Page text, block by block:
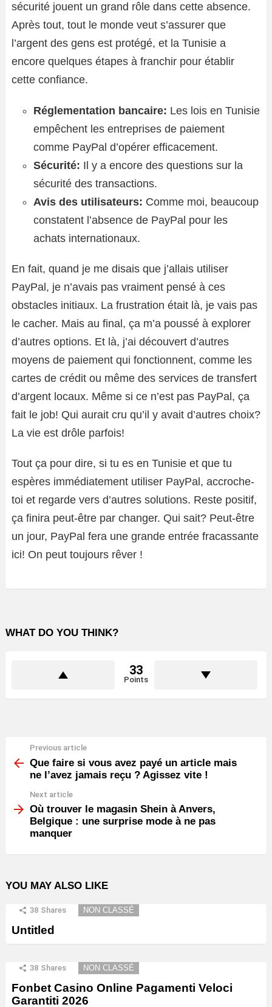
sécurité jouent un grand rôle dans cette absence.
Après tout, tout le monde veut s’assurer que
l’argent des gens est protégé, et la Tunisie a
encore quelques étapes à franchir pour établir
cette confiance.
Réglementation bancaire: Les lois en Tunisie
empêchent les entreprises de paiement
comme PayPal d’opérer efficacement.
Sécurité: Il y a encore des questions sur la
sécurité des transactions.
Avis des utilisateurs: Comme moi, beaucoup
constatent l’absence de PayPal pour les
achats internationaux.
En fait, quand je me disais que j’allais utiliser
PayPal, je n’avais pas vraiment pensé à ces
obstacles initiaux. La frustration était là, je vais pas
le cacher. Mais au final, ça m’a poussé à explorer
d’autres options. Et là, j’ai découvert d’autres
moyens de paiement qui fonctionnent, comme les
cartes de crédit ou même des services de transfert
d’argent locaux. Même si ce n’est pas PayPal, ça
fait le job! Qui aurait cru qu’il y avait d’autres choix?
La vie est drôle parfois!
Tout ça pour dire, si tu es en Tunisie et que tu
espères immédiatement utiliser PayPal, accroche-
toi et regarde vers d’autres solutions. Reste positif,
ça finira peut-être par changer. Qui sait? Peut-être
un jour, PayPal fera une grande entrée fracassante
ici! On peut toujours rêver !
WHAT DO YOU THINK?
33
Points
more
Previous article
Que faire si vous avez payé un article mais
ne l’avez jamais reçu ? Agissez vite !
Next article
Où trouver le magasin Shein à Anvers,
Belgique : une surprise mode à ne pas
manquer
YOU MAY ALSO LIKE
38 Shares NON CLASSÉ
Untitled
38 Shares NON CLASSÉ
Fonbet Casino Online Pagamenti Veloci
Garantiti 2026